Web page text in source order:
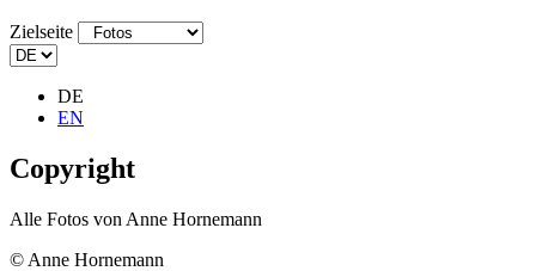
Zielseite
DE
EN
Copyright
Alle Fotos von Anne Hornemann
© Anne Hornemann